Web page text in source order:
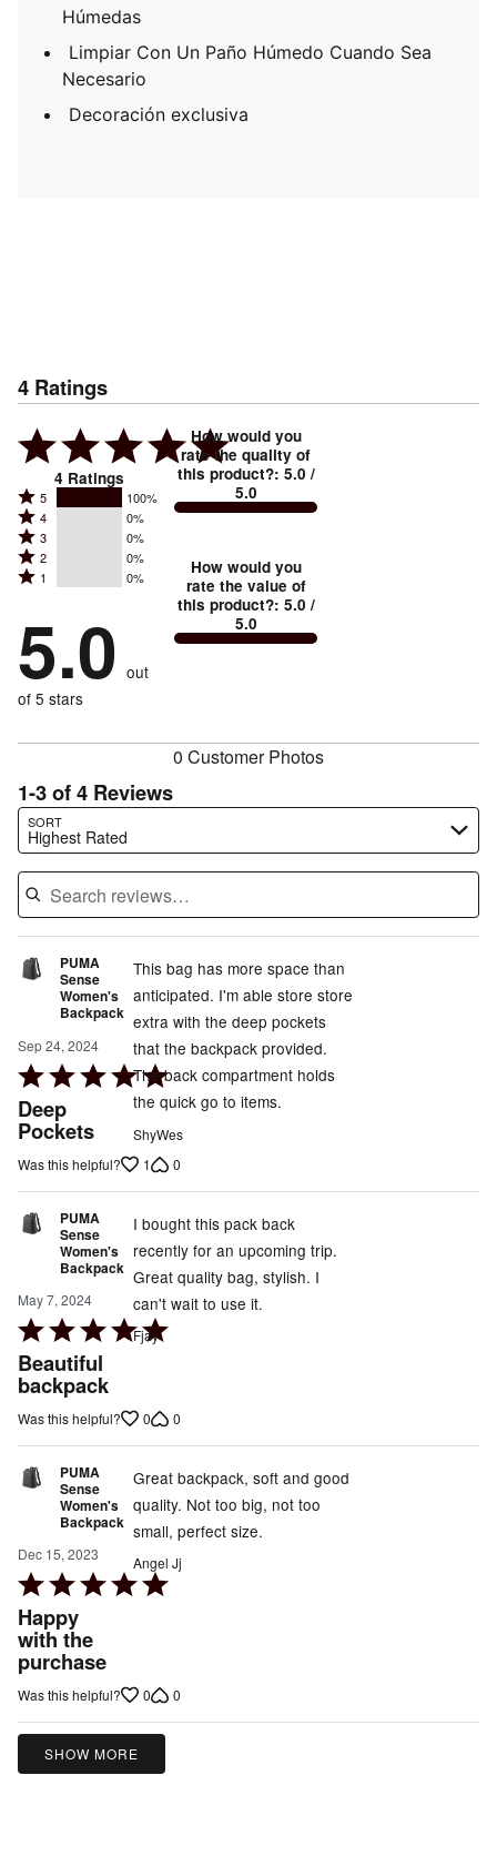
Húmedas
Limpiar Con Un Paño Húmedo Cuando Sea
Necesario
Decoración exclusiva
4 Ratings
4 Ratings
Rated
5
stars
by
of
reviewers
5 100%
Rated
4
stars
by
of
reviewers
4 0%
Rated
3
stars
0%
of
reviewers
3 0%
Rated
2
by
0%
of
reviewers
2 0%
Rated
stars
by
0%
of
1 0%
5.0 out
of 5 stars
How would you
rate the quality of
this product?: 5.0 /
5.0
How would you
rate the value of
this product?: 5.0 /
5.0
0 Customer Photos
1-3 of 4 Reviews
SORT
Highest Rated
Search reviews…
PUMA
Sense
Women's
Backpack
Sep 24, 2024
Rated
5
out
Deep
Pockets
This bag has more space than
anticipated. I'm able store store
extra with the deep pockets
that the backpack provided.
The back compartment holds
the quick go to items.
ShyWes
Was this helpful?
1 0
PUMA
Sense
Women's
Backpack
May 7, 2024
Rated
5
out
of
Beautiful
backpack
I bought this pack back
recently for an upcoming trip.
Great quality bag, stylish. I
can't wait to use it.
Fjay
Was this helpful? 0 0
PUMA
Sense
Women's
Backpack
Dec 15, 2023
Rated
5
out
of
5
Happy
with the
purchase
Great backpack, soft and good
quality. Not too big, not too
small, perfect size.
Angel Jj
Was this helpful? 0 0
SHOW MORE